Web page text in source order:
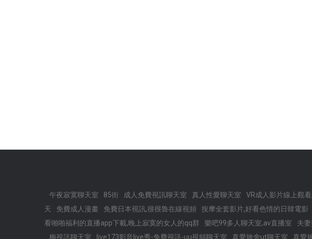
午夜寂寞聊天室 85街 成人免費視訊聊天室 真人性愛聊天室 VR成人影片線上觀
天
免費成人漫畫 免費日本視訊,很很魯在線視頻 按摩全套影片,好看色情的日韓電影
看啪啪福利的直播app下載,晚上寂寞的女人的qq群
樂吧99多人聊天室,av直播室 夫
梅視訊聊天室
live173影音live秀-免費視訊-uu視頻聊天室 真愛旅舍ut聊天室 真愛